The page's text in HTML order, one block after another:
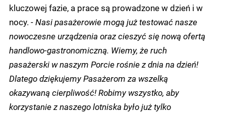
kluczowej fazie, a prace są prowadzone w dzień i w
nocy. - Nasi pasażerowie mogą już testować nasze
nowoczesne urządzenia oraz cieszyć się nową ofertą
handlowo-gastronomiczną. Wiemy, że ruch
pasażerski w naszym Porcie rośnie z dnia na dzień!
Dlatego dziękujemy Pasażerom za wszelką
okazywaną cierpliwość! Robimy wszystko, aby
korzystanie z naszego lotniska było już tylko